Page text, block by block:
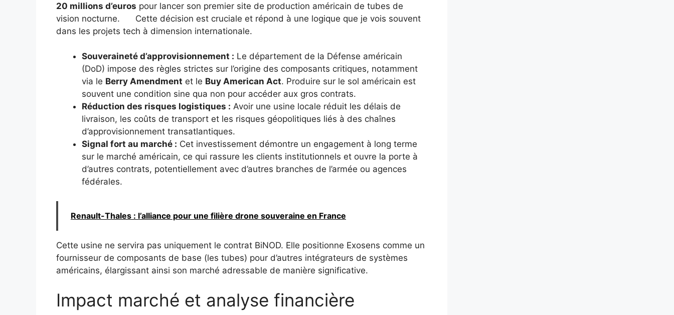
20 millions d’euros pour lancer son premier site de production américain de tubes de
vision nocturne.
Cette décision est cruciale et répond à une logique que je vois souvent
dans les projets tech à dimension internationale.
Souveraineté d’approvisionnement : Le département de la Défense américain
(DoD) impose des règles strictes sur l’origine des composants critiques, notamment
via le Berry Amendment et le Buy American Act. Produire sur le sol américain est
souvent une condition sine qua non pour accéder aux gros contrats.
Réduction des risques logistiques : Avoir une usine locale réduit les délais de
livraison, les coûts de transport et les risques géopolitiques liés à des chaînes
d’approvisionnement transatlantiques.
Signal fort au marché : Cet investissement démontre un engagement à long terme
sur le marché américain, ce qui rassure les clients institutionnels et ouvre la porte à
d’autres contrats, potentiellement avec d’autres branches de l’armée ou agences
fédérales.
Renault-Thales : l’alliance pour une filière drone souveraine en France
Cette usine ne servira pas uniquement le contrat BiNOD. Elle positionne Exosens comme un
fournisseur de composants de base (les tubes) pour d’autres intégrateurs de systèmes
américains, élargissant ainsi son marché adressable de manière significative.
Impact marché et analyse financière